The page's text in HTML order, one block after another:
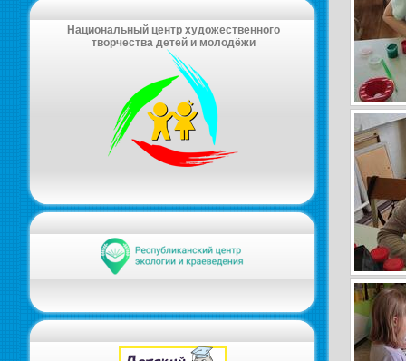
Национальный центр художественного
творчества детей и молодёжи